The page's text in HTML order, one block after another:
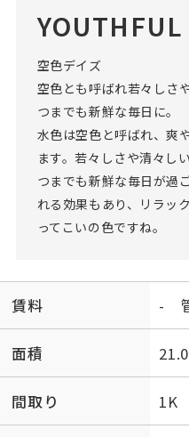
YOUTHFUL
空色デイズ
空色とも呼ばれ若々しさ
つまでも新鮮な毎日に。
水色は空色と呼ばれ、爽
ます。若々しさや清々し
つまでも新鮮な毎日が過
れる効果もあり、リラッ
ってこいの色ですね。
賃料 -
面積
間取り 1K